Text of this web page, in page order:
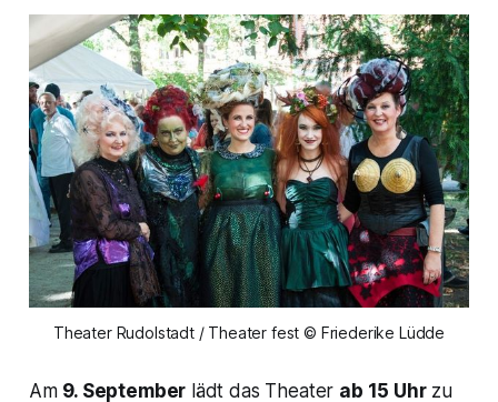
Theater Rudolstadt / Theater fest © Friederike Lüdde
Am 9. September lädt das Theater ab 15 Uhrzu